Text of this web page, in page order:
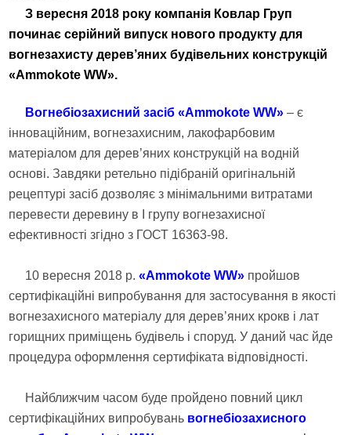
З вересня 2018 року компанія Ковлар Груп
починає серійний випуск нового продукту для
вогнезахисту дерев’яних будівельних конструкцій
«Ammokote WW».
Вогнебіозахисний засіб «Ammokote WW»– є
інноваційним, вогнезахисним, лакофарбовим
матеріалом для дерев’яних конструкцій на водній
основі. Завдяки ретельно підібраній оригінальній
рецептурі засіб дозволяє з мінімальними витратами
перевести деревину в I групу вогнезахисної
ефективності згідно з ГОСТ 16363-98.
10 вересня 2018 р.«Ammokote WW» пройшов
сертифікаційні випробування для застосування в якості
вогнезахисного матеріалу для дерев’яних крокв і лат
горищних приміщень будівель і споруд. У даний час йде
процедура оформлення сертифіката відповідності.
Найближчим часом буде пройдено повний цикл
сертифікаційних випробувань вогнебіозахисного